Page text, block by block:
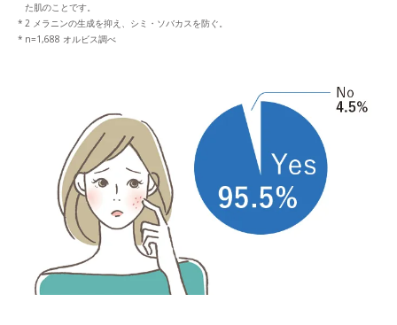
た肌のことです。
2 メラニンの生成を抑え、シミ・ソバカスを防ぐ。
n=1,688 オルビス調べ